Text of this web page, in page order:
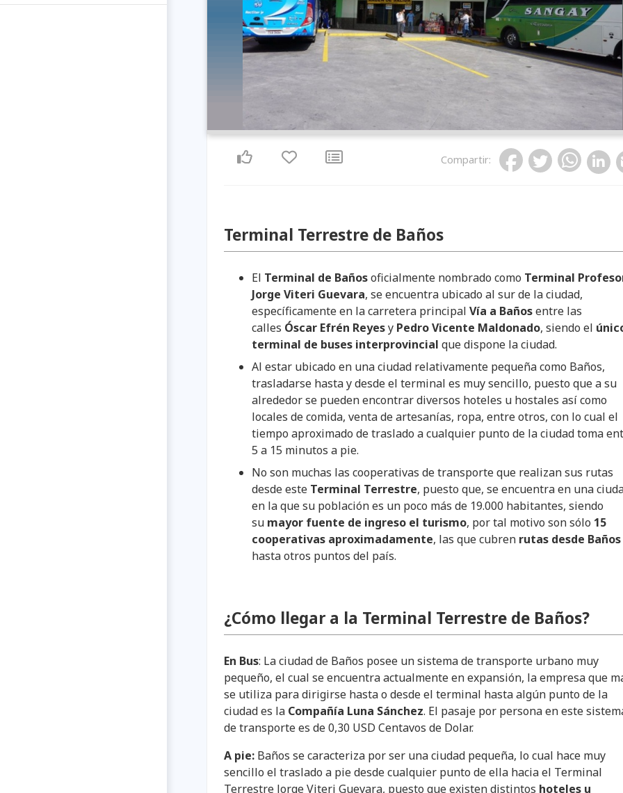
Compartir:
Terminal Terrestre de Baños
El Terminal de Bañosoficialmente nombrado como Terminal
Jorge Viteri Guevara, se encuentra ubicado al sur de la ciudad,
específicamente en la carretera principal Vía a Bañosentre las
calles Óscar Efrén Reyesy Pedro Vicente Maldonado, siendo el
terminal de buses interprovincial que dispone la ciudad.
Al estar ubicado en una ciudad relativamente pequeña como Baños,
trasladarse hasta y desde el terminal es muy sencillo, puesto que a su
alrededor se pueden encontrar diversos hoteles u hostales así como
locales de comida, venta de artesanías, ropa, entre otros, con lo cual el
tiempo aproximado de traslado a cualquier punto de la ciudad toma
5 a 15 minutos a pie.
No son muchas las cooperativas de transporte que realizan sus rutas
desde este Terminal Terrestre, puesto que, se encuentra en una
en la que su población es un poco más de 19.000 habitantes, siendo
su mayor fuente de ingreso el turismo, por tal motivo son sólo 15
cooperativas aproximadamente, las que cubren rutas desde Baños
hasta otros puntos del país.
¿Cómo llegar a la Terminal Terrestre de Baños?
En Bus: La ciudad de Baños posee un sistema de transporte urbano muy
pequeño, el cual se encuentra actualmente en expansión, la empresa que
se utiliza para dirigirse hasta o desde el terminal hasta algún punto de la
ciudad es la Compañía Luna Sánchez. El pasaje por persona en este
de transporte es de 0,30 USD Centavos de Dolar.
A pie: Baños se caracteriza por ser una ciudad pequeña, lo cual hace muy
sencillo el traslado a pie desde cualquier punto de ella hacia el Terminal
Terrestre Jorge Viteri Guevara, puesto que existen distintos hoteles u